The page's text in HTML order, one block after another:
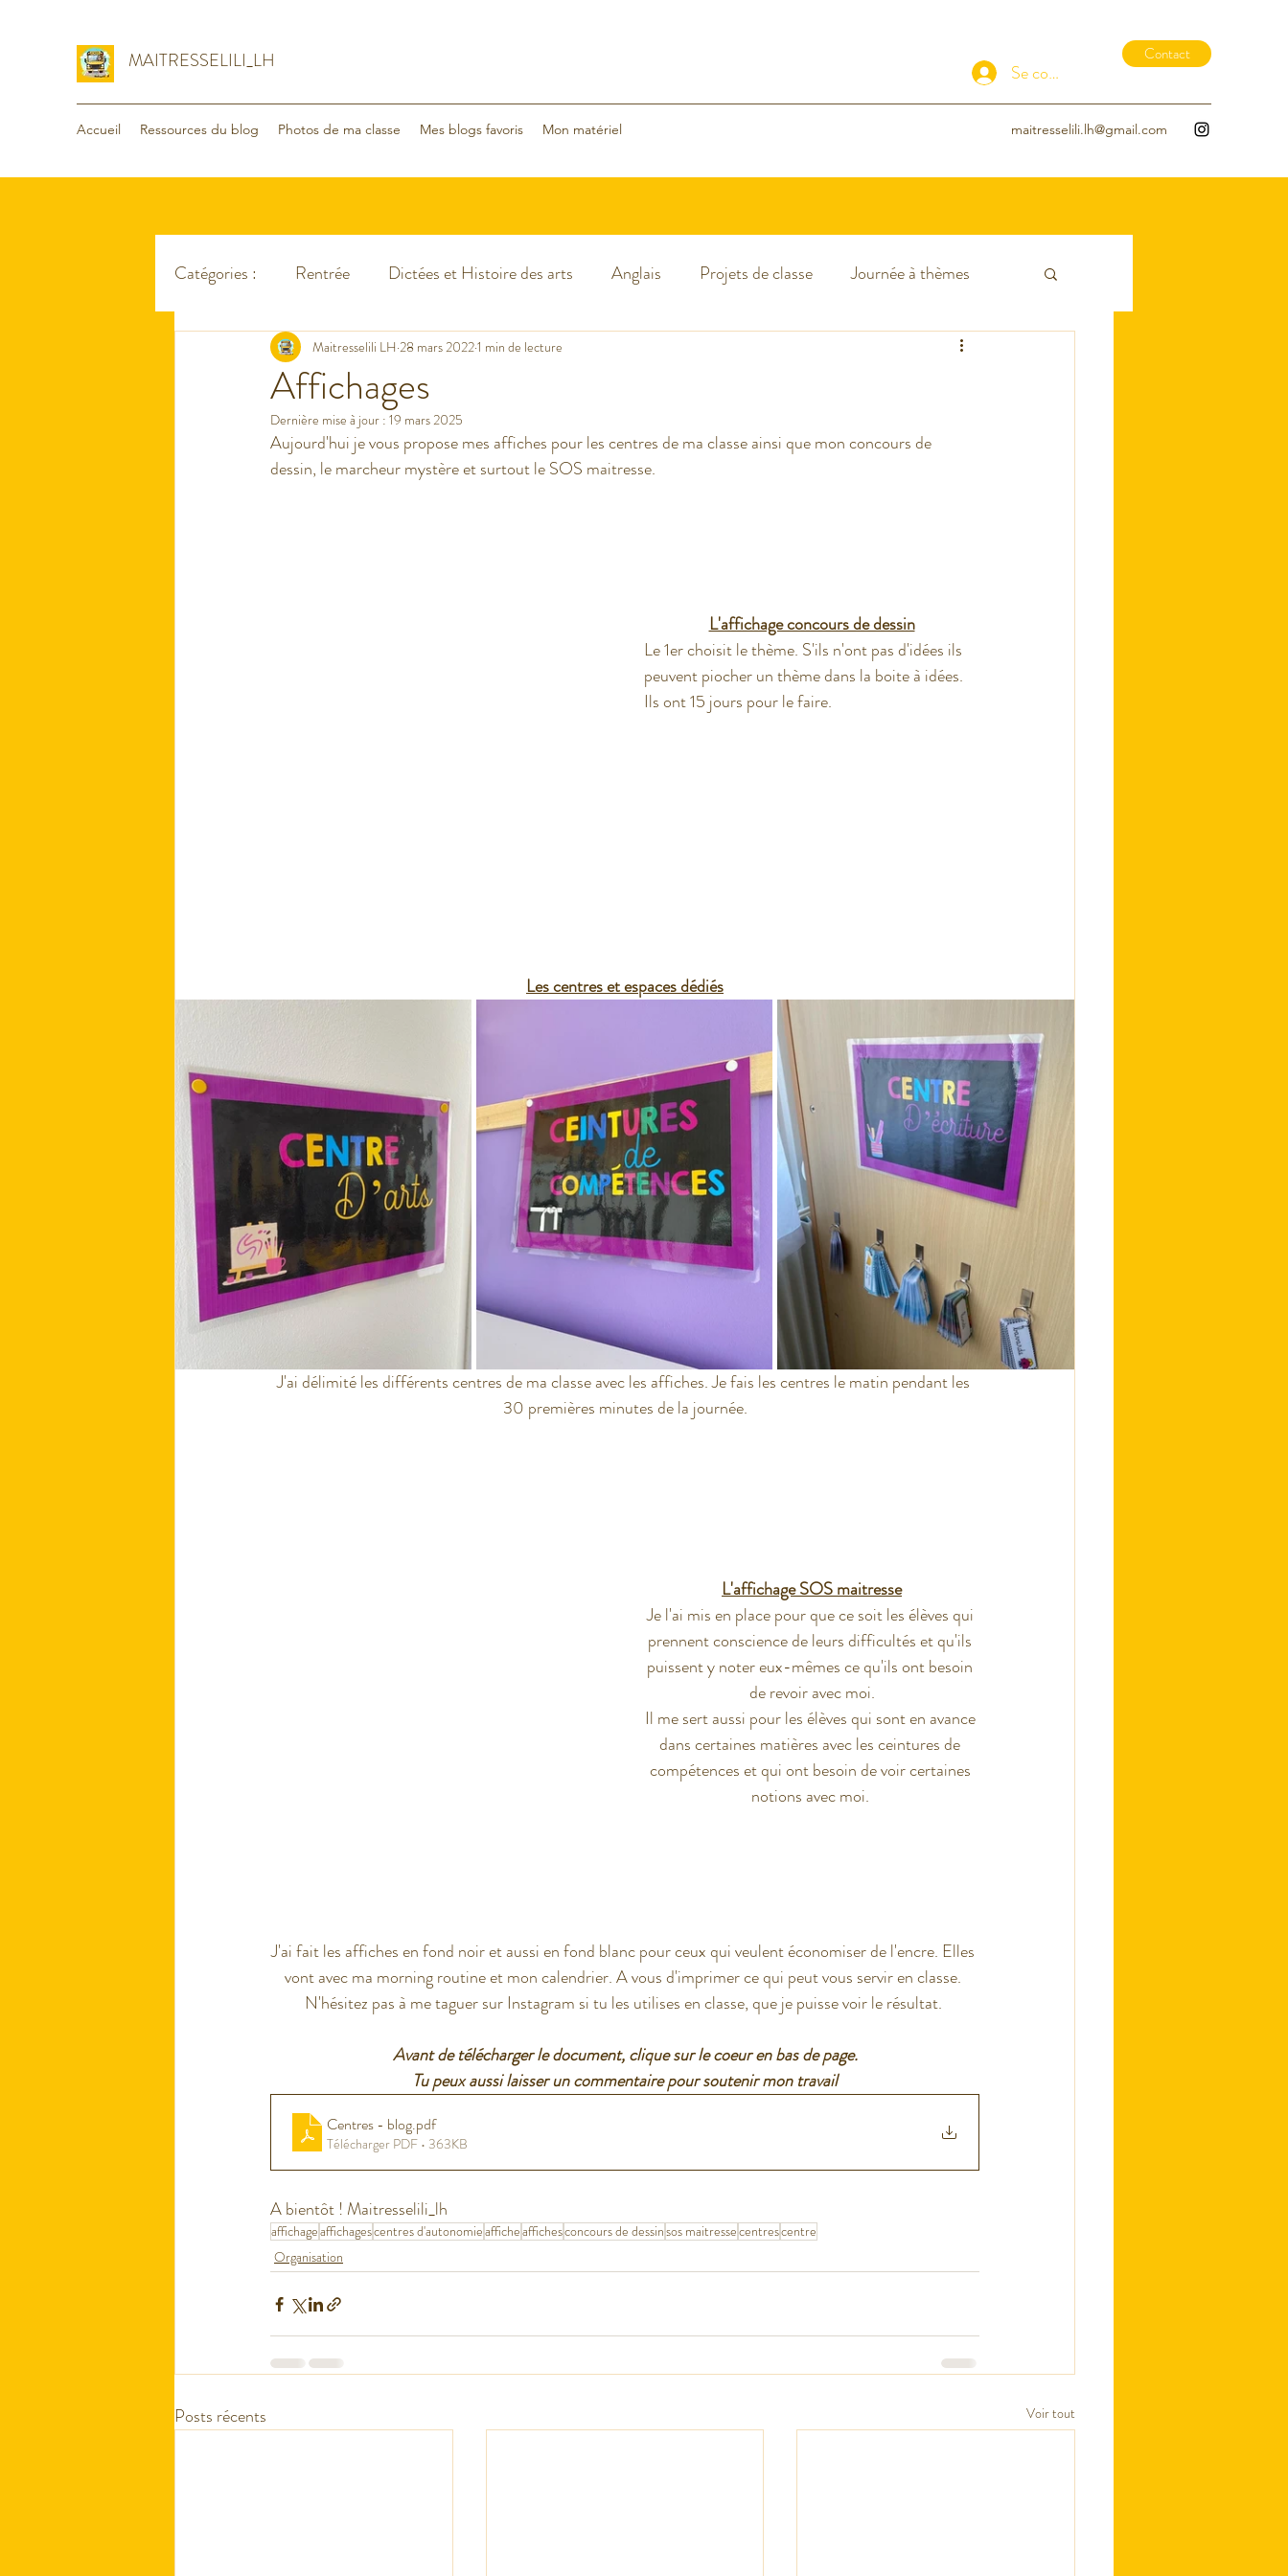
MAITRESSELILI_LH Contact
Accueil Ressources du blog Photos de ma classe Mes blogs favoris Mon matériel maitresselili.lh@gmail.com
Se connecter
Catégories : Rentrée Dictées et Histoire des arts Anglais Projets de classe Journée à thèmes
Organisation Voyage - vacances Classe dehors EPS
Maths Divers
Affichages
Maitresselili LH 28 mars 20221 min de lecture
Dernière mise à jour : 19 mars 2025
Aujourd'hui je vous propose mes affiches pour les centres de ma classe ainsi que mon concours de
dessin, le marcheur mystère et surtout le SOS maitresse.
L'affichage concours de dessin
Le 1er choisit le thème. S'ils n'ont pas d'idées ils
peuvent piocher un thème dans la boite à idées.
Ils ont 15 jours pour le faire.
Les centres et espaces dédiés
J'ai délimité les différents centres de ma classe avec les affiches. Je fais les centres le matin pendant les
30 premières minutes de la journée.
L'affichage SOS maitresse
Je l'ai mis en place pour que ce soit les élèves qui
prennent conscience de leurs difficultés et qu'ils
puissent y noter eux-mêmes ce qu'ils ont besoin
de revoir avec moi.
Il me sert aussi pour les élèves qui sont en avance
dans certaines matières avec les ceintures de
compétences et qui ont besoin de voir certaines
notions avec moi.
J'ai fait les affiches en fond noir et aussi en fond blanc pour ceux qui veulent économiser de l'encre. Elles
vont avec ma morning routine et mon calendrier. A vous d'imprimer ce qui peut vous servir en classe.
N'hésitez pas à me taguer sur Instagram si tu les utilises en classe, que je puisse voir le résultat.
Avant de télécharger le document, clique sur le coeur en bas de page.
Tu peux aussi laisser un commentaire pour soutenir mon travail
Centres - blog.pdf
Télécharger PDF • 363KB
A bientôt ! Maitresselili_lh
affichageaffichagescentres d'autonomieafficheaffichesconcours de dessinsos maitressecentrescentre
Organisation
Posts récents Voir tout